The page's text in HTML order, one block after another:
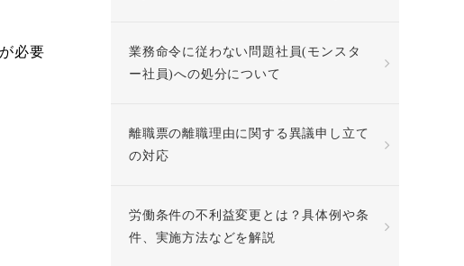
必要
業務命令に従わない問題社員(モンスタ
ー社員)への処分について
離職票の離職理由に関する異議申し立て
の対応
労働条件の不利益変更とは？具体例や条
件、実施方法などを解説